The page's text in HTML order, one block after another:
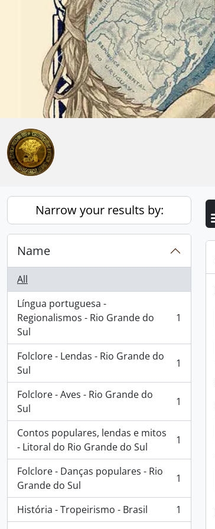
Skip to main content
Anterior
Narrow your results by:
Name
All
Língua portuguesa -
Regionalismos - Rio Grande do
Sul
, 1 results 1
Folclore - Lendas - Rio Grande do
Sul
, 1 results 1
Folclore - Aves - Rio Grande do
Sul
, 1 results 1
Contos populares, lendas e mitos
- Litoral do Rio Grande do Sul
, 1 results 1
Folclore - Danças populares - Rio
Grande do Sul
, 1 results 1
História - Tropeirismo - Brasil
, 1 results
1